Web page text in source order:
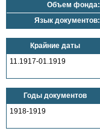
Объем фонда:
Язык документов:
Крайние даты
11.1917-01.1919
Годы документов
1918-1919